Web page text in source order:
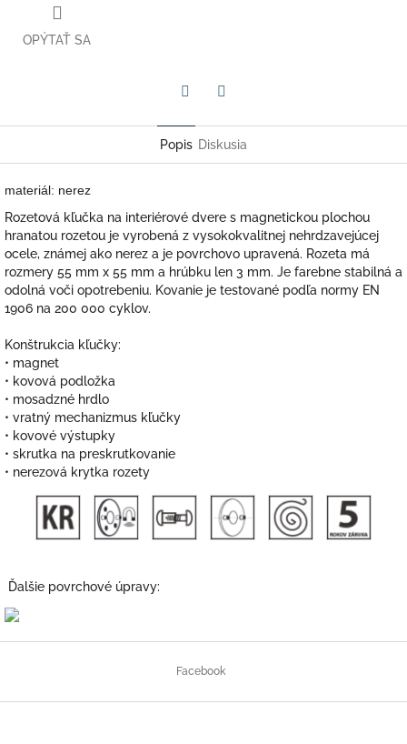
OPÝTAŤ SA
Popis Diskusia
materiál: nerez
Rozetová kľučka na interiérové dvere s magnetickou plochou
hranatou rozetou je vyrobená z vysokokvalitnej nehrdzavejúcej
ocele, známej ako nerez a je povrchovo upravená. Rozeta má
rozmery 55 mm x 55 mm a hrúbku len 3 mm. Je farebne stabilná a
odolná voči opotrebeniu. Kovanie je testované podľa normy EN
1906 na 200 000 cyklov.
Konštrukcia kľučky:
• magnet
• kovová podložka
• mosadzné hrdlo
• vratný mechanizmus kľučky
• kovové výstupky
• skrutka na preskrutkovanie
• nerezová krytka rozety
Ďalšie povrchové úpravy:
Facebook